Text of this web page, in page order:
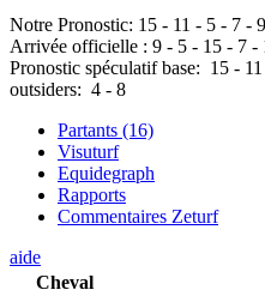
Notre Pronostic: 15 - 11 - 5 - 7 - 9
Arrivée officielle : 9 - 5 - 15 - 7 -
Pronostic spéculatif base: 15 - 11
outsiders: 4 - 8
Partants (16)
Visuturf
Equidegraph
Rapports
Commentaires Zeturf
aide
Cheval